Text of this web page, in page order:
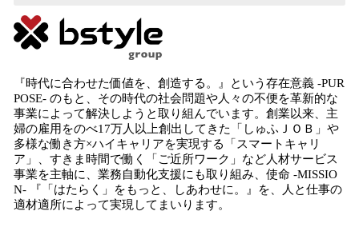
『時代に合わせた価値を、創造する。』という存在意義 -PUR
POSE- のもと、その時代の社会問題や人々の不便を革新的な
事業によって解決しようと取り組んでいます。創業以来、主
婦の雇用をのべ17万人以上創出してきた「しゅふＪＯＢ」や
多様な働き方×ハイキャリアを実現する「スマートキャリ
ア」、すきま時間で働く「ご近所ワーク」など人材サービス
事業を主軸に、業務自動化支援にも取り組み、使命 -MISSIO
N- 『「はたらく」をもっと、しあわせに。』を、人と仕事の
適材適所によって実現してまいります。